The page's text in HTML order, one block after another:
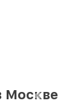
Москве